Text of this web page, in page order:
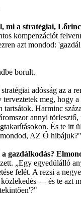
mi a stratégiai,
kompenzációt
azt mondod:
borult.
adósság az a
meg, hogy
tartsátok. Harminc
annyi
És te itt
AZ Ő hibájuk?"
gazdálkodás?
„Egy egyedülálló
felét. A rezsi a
— és te azt